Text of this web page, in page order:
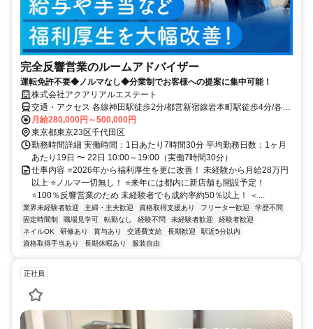
完全反響営業のルームアドバイザー
運転免許不要◆ノルマなし◆分業制でお客様への提案に集中可能！
株式会社アクアリアルエステート
交通・アクセス 各線神田駅徒歩2分/都営新宿線岩本町駅徒歩4分/各線
秋葉原駅徒歩10分
月給280,000円～500,000円
東京都東京23区千代田区
勤務時間詳細 実働時間：1日あたり7時間30分 平均勤務日数：1ヶ月
あたり19日 〜 22日 10:00～19:00（実働7時間30分）
仕事内容 ⭐2026年から福利厚生を更に改善！ 未経験から月給28万円
以上 ⭐ノルマ一切無し！ ⭐来年には都内に新店舗も開設予定！
⭐100％反響営業のため 未経験者でも成約率約50％以上！ ＜...
業界未経験者歓迎 主婦・主夫歓迎 資格取得支援あり フリーター歓迎
学歴不問
固定時間制
職場見学可 転勤なし 経験不問 未経験者歓迎
経験者歓迎
ネイルOK
研修あり 賞与あり 交通費支給 長期歓迎
駅近5分以内
資格取得手当あり
長期休暇あり 服装自由
正社員